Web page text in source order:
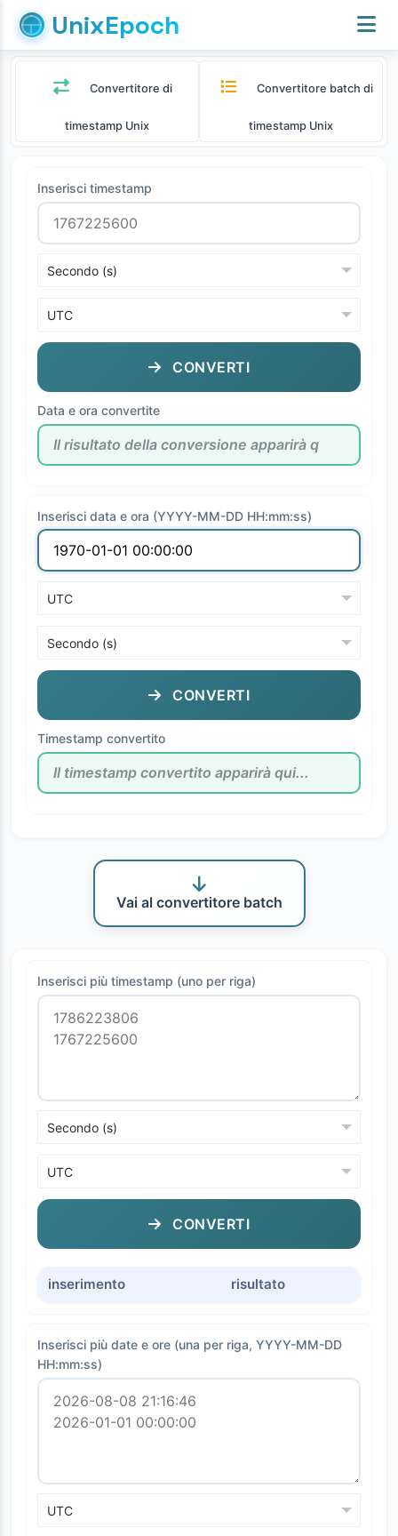
UnixEpoch
Convertitore di
timestamp Unix
Convertitore batch di
timestamp Unix
Inserisci timestamp
CONVERTI
Data e ora convertite
Inserisci data e ora (YYYY-MM-DD HH:mm:ss)
CONVERTI
Timestamp convertito
Vai al convertitore batch
Inserisci più timestamp (uno per riga)
CONVERTI
inserimento risultato
Inserisci più date e ore (una per riga, YYYY-MM-DD
HH:mm:ss)